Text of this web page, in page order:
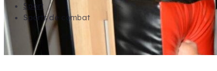
Sport
Sports de combat